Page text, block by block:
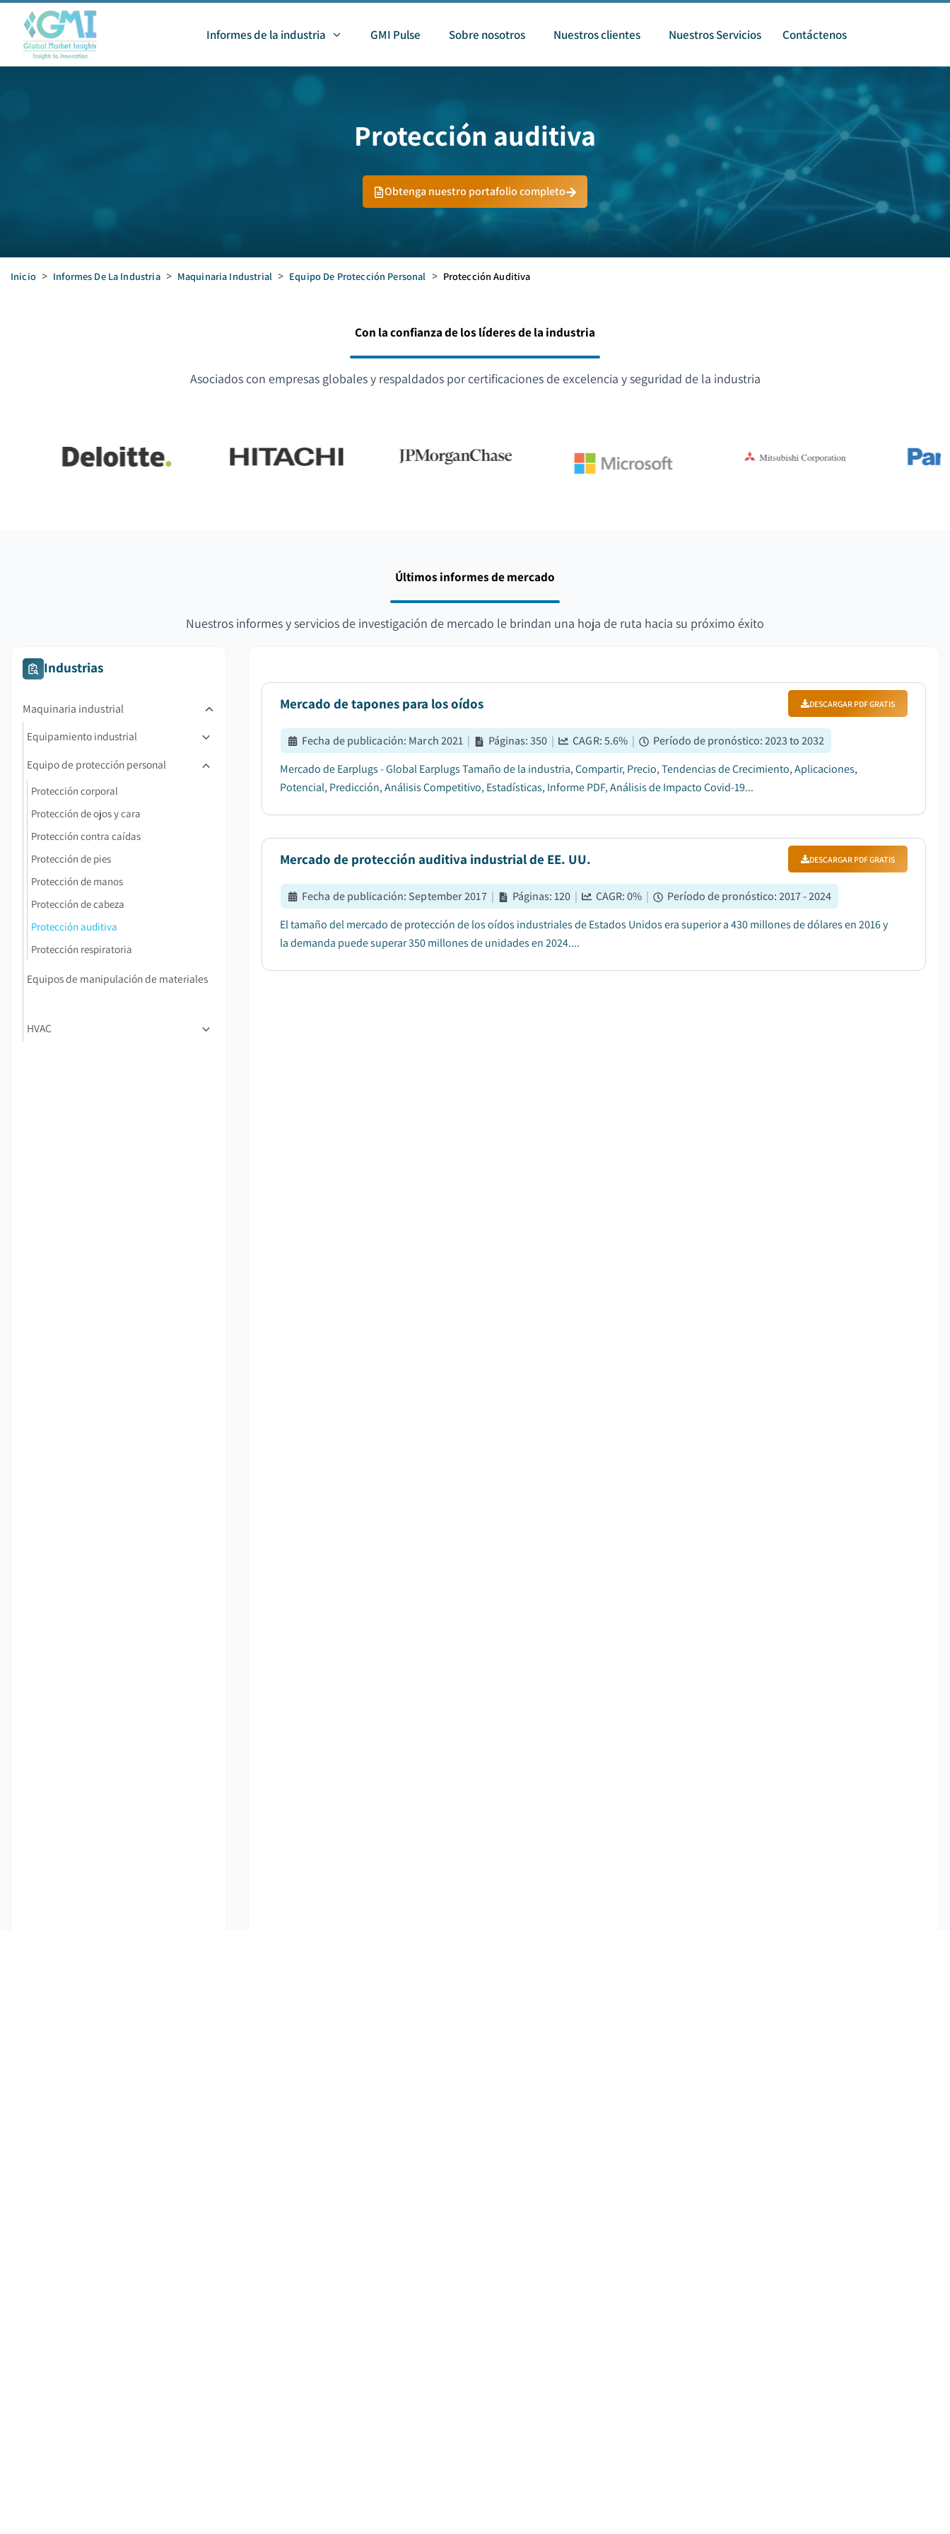
Informes de la industria GMI Pulse Sobre nosotros Nuestros clientes Nuestros Servicios Contáctenos
Protección auditiva
Obtenga nuestro portafolio completo
Inicio > Informes De La Industria > Maquinaria Industrial > Equipo De Protección Personal > Protección Auditiva
Con la confianza de los líderes de la industria
Asociados con empresas globales y respaldados por certificaciones de excelencia y seguridad de la industria
Últimos informes de mercado
Nuestros informes y servicios de investigación de mercado le brindan una hoja de ruta hacia su próximo éxito
Industrias
Maquinaria industrial
Equipamiento industrial
Equipo de protección personal
Protección corporal
Protección de ojos y cara
Protección contra caídas
Protección de pies
Protección de manos
Protección de cabeza
Protección auditiva
Protección respiratoria
Equipos de manipulación de materiales
HVAC
Mercado de tapones para los oídos DESCARGAR PDF GRATIS
Fecha de publicación: March 2021 | Páginas:350 | CAGR:5.6% | Período de pronóstico:2023 to 2032
Mercado de Earplugs - Global Earplugs Tamaño de la industria, Compartir, Precio, Tendencias de Crecimiento, Aplicaciones,
Potencial, Predicción, Análisis Competitivo, Estadísticas, Informe PDF, Análisis de Impacto Covid-19...
Mercado de protección auditiva industrial de EE. UU. DESCARGAR PDF GRATIS
Fecha de publicación: September 2017 | Páginas:120 | CAGR:0% | Período de pronóstico:2017 - 2024
El tamaño del mercado de protección de los oídos industriales de Estados Unidos era superior a 430 millones de dólares en 2016 y
la demanda puede superar 350 millones de unidades en 2024....